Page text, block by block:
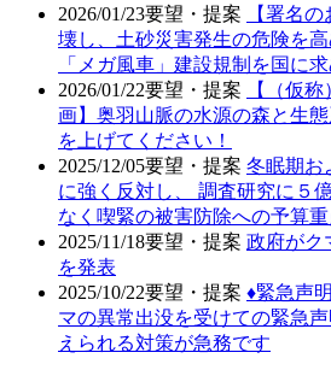
2026/01/23要望・提案
【署名
壊し、土砂災害発生の危険を
「メガ風車」建設規制を国に
2026/01/22要望・提案
【（仮
画】奥羽山脈の水源の森と生
を上げてください！
2025/12/05要望・提案 冬眠期お
に強く反対し、 調査研究に５
なく喫緊の被害防除への予算
2025/11/18要望・提案 政府がク
を発表
2025/10/22要望・提案 ♦️緊急声
マの異常出没を受けての緊急
えられる対策が急務です